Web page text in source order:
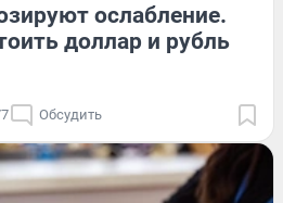
ослабление.
доллар и рубль
Обсудить